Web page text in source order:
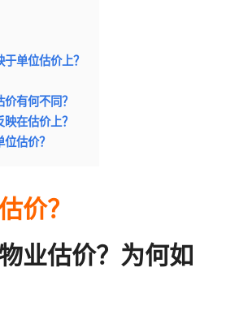
单位估价上？
有何不同？
在估价上？
估价？
价？
业估价？为何如